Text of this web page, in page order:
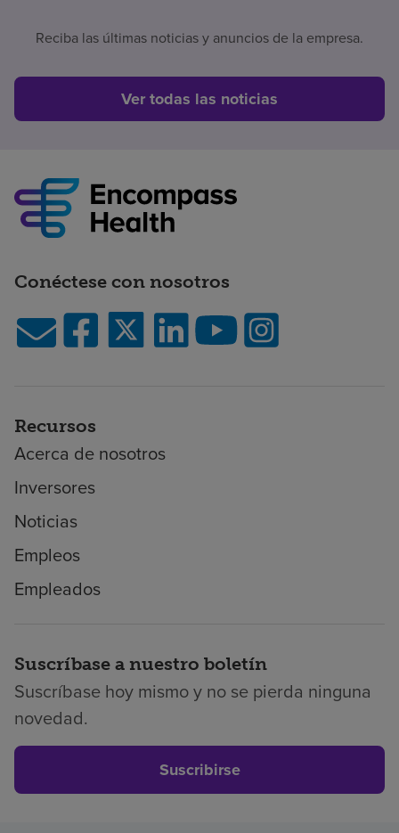
Reciba las últimas noticias y anuncios de la empresa.
Ver todas las noticias
Conéctese con nosotros
Recursos
Acerca de nosotros
Inversores
Noticias
Empleos
Empleados
Suscríbase a nuestro boletín
Suscríbase hoy mismo y no se pierda ninguna
novedad.
Suscribirse